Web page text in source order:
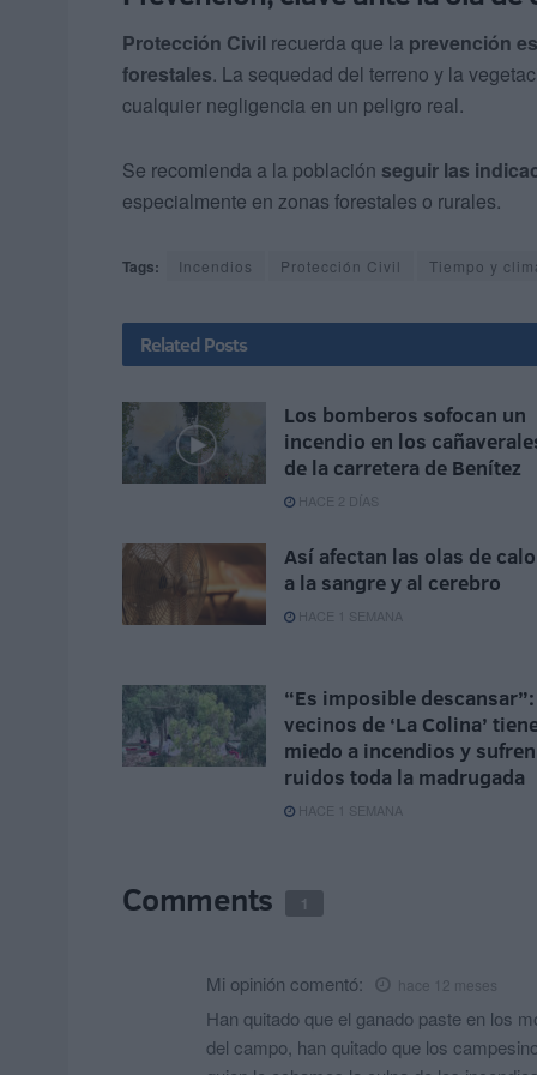
Protección Civil recuerda que la prevención
forestales. La sequedad del terreno y la
cualquier negligencia en un peligro real.
Se recomienda a la población seguir las
especialmente en zonas forestales o rurales.
Tags: Incendios Protección Civil Tiempo y
Related Posts
Los bomberos sofocan un
incendio en los
de la carretera de Benítez
HACE 2 DÍAS
Así afectan las olas de
a la sangre y al cerebro
HACE 1 SEMANA
“Es imposible descansar”:
vecinos de ‘La Colina’
miedo a incendios y sufren
ruidos toda la madrugada
HACE 1 SEMANA
Comments 1
Mi opinión comentó: hace 12 meses
Han quitado que el ganado paste en los
del campo, han quitado que los